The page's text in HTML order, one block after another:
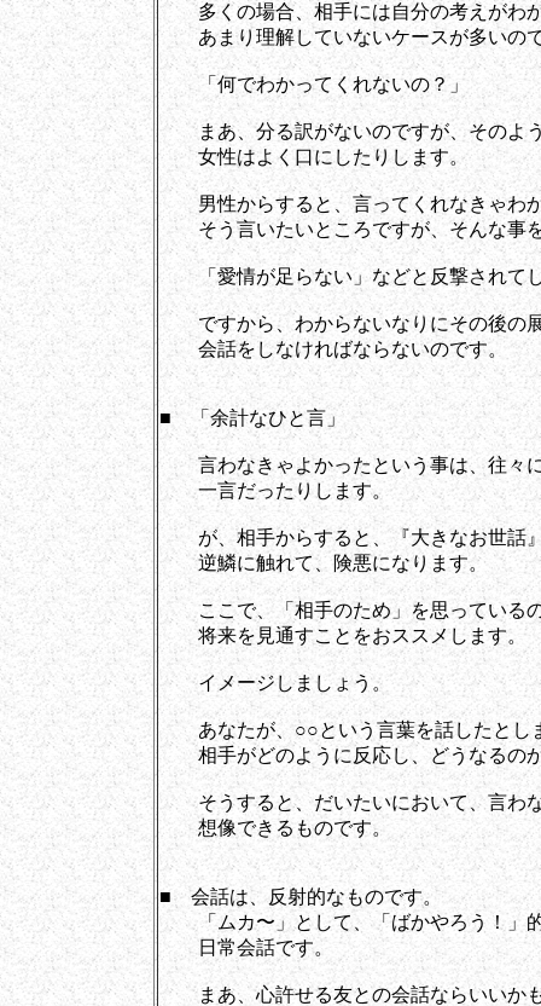
多くの場合、相手には自分の考えがわ
あまり理解していないケースが多いの
「何でわかってくれないの？」
まあ、分る訳がないのですが、そのよ
女性はよく口にしたりします。
男性からすると、言ってくれなきゃわ
そう言いたいところですが、そんな事
「愛情が足らない」などと反撃されて
ですから、わからないなりにその後の
会話をしなければならないのです。
■ 「余計なひと言」
言わなきゃよかったという事は、往々に
一言だったりします。
が、相手からすると、『大きなお世話
逆鱗に触れて、険悪になります。
ここで、「相手のため」を思っている
将来を見通すことをおススメします。
イメージしましょう。
あなたが、○○という言葉を話したとし
相手がどのように反応し、どうなるの
そうすると、だいたいにおいて、言わ
想像できるものです。
■ 会話は、反射的なものです。
「ムカ〜」として、「ばかやろう！」
日常会話です。
まあ、心許せる友との会話ならいいか